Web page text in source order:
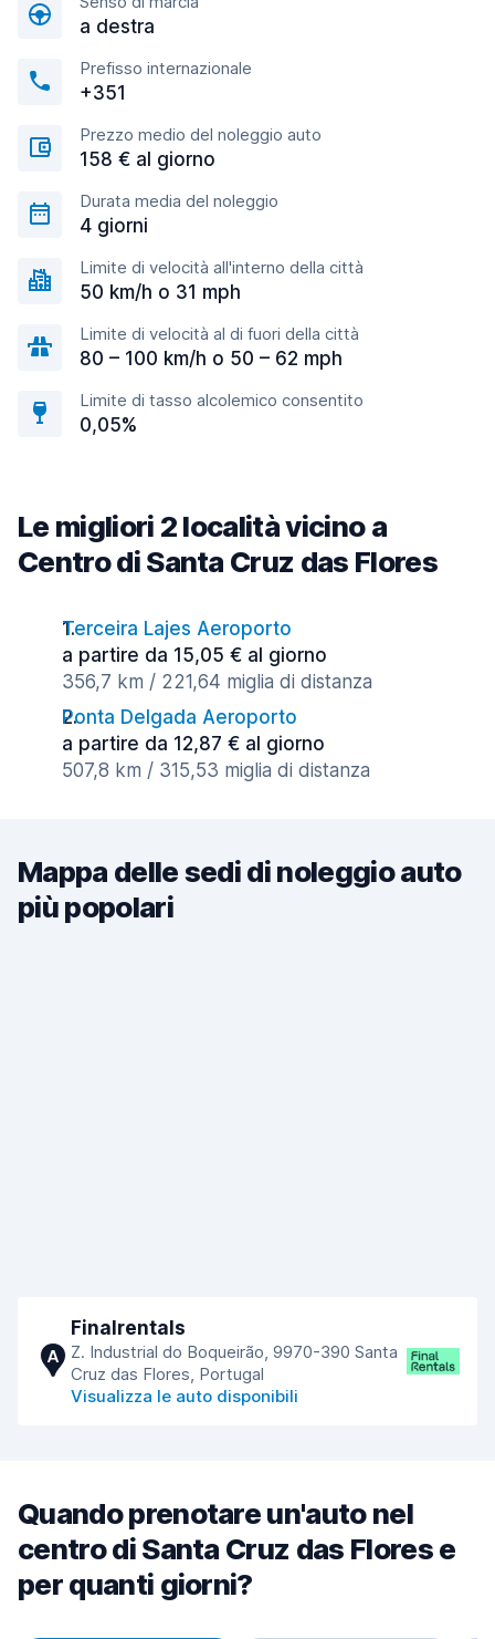
a destra
Prefisso internazionale
+351
Prezzo medio del noleggio auto
158 € al giorno
Durata media del noleggio
4 giorni
Limite di velocità all'interno della città
50 km/h o 31 mph
Limite di velocità al di fuori della città
80 – 100 km/h o 50 – 62 mph
Limite di tasso alcolemico consentito
0,05%
Le migliori 2 località vicino a
Centro di Santa Cruz das Flores
Terceira Lajes Aeroporto
a partire da 15,05 € al giorno
356,7 km / 221,64 miglia di distanza
Ponta Delgada Aeroporto
a partire da 12,87 € al giorno
507,8 km / 315,53 miglia di distanza
Mappa delle sedi di noleggio auto
più popolari
A
Finalrentals
Z. Industrial do Boqueirão, 9970-390 Santa
Cruz das Flores, Portugal
Visualizza le auto disponibili
Quando prenotare un'auto nel
centro di Santa Cruz das Flores e
per quanti giorni?